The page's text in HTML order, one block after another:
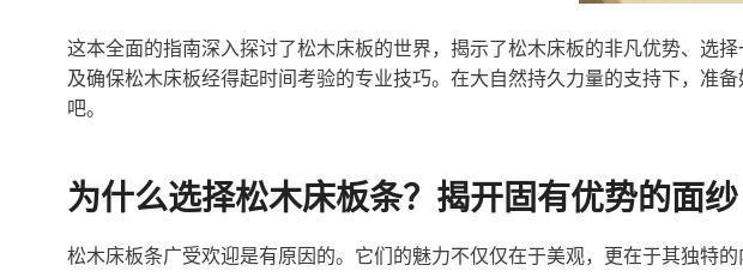
这本全面的指南深入探讨了松木床板的世界，揭示了松木床板的非凡优势、选
及确保松木床板经得起时间考验的专业技巧。在大自然持久力量的支持下，准
吧。
为什么选择松木床板条？揭开固有优势的面纱
松木床板条广受欢迎是有原因的。它们的魅力不仅仅在于美观，更在于其独特的